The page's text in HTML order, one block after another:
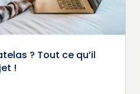
? Tout ce qu’il
!